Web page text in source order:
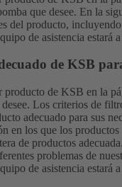
que desee. En la
del producto,
de asistencia estará
de KSB
producto de KSB en la
desee. Los criterios de
adecuado para sus
en los que los
de productos
problemas de
de asistencia estará